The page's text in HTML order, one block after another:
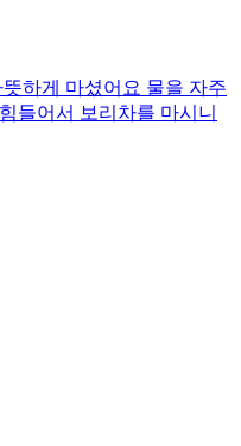
하게 마셨어요 물을 자주
들어서 보리차를 마시니